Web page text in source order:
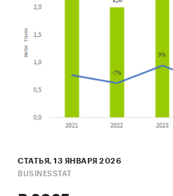
СТАТЬЯ, 13 ЯНВАРЯ 2026
BUSINESSTAT